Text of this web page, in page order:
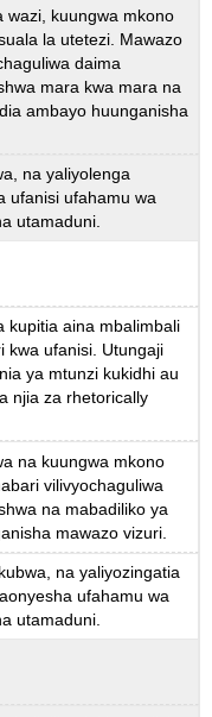
wazi, kuungwa mkono
la utetezi. Mawazo
daima
mara kwa mara na
ambayo huunganisha
na yaliyolenga
ufanisi ufahamu wa
utamaduni.
kupitia aina mbalimbali
kwa ufanisi. Utungaji
ya mtunzi kukidhi au
njia za rhetorically
na kuungwa mkono
vilivyochaguliwa
na mabadiliko ya
mawazo vizuri.
na yaliyozingatia
ufahamu wa
utamaduni.